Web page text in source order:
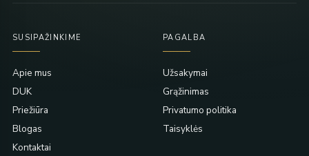
SUSIPAŽINKIME
Apie mus
DUK
Priežiūra
Blogas
Kontaktai
PAGALBA
Užsakymai
Grąžinimas
Privatumo politika
Taisyklės